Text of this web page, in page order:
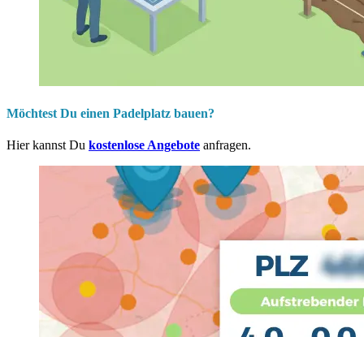
Möchtest Du einen Padelplatz bauen?
Hier kannst Du kostenlose Angebote anfragen.